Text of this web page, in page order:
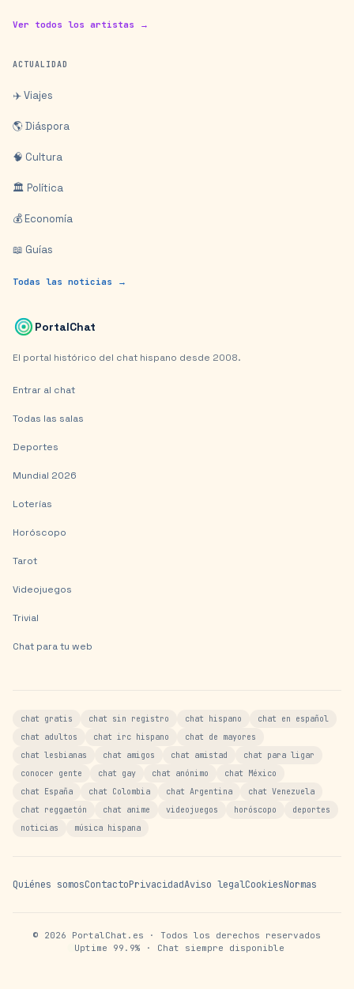
Ver todos los artistas →
ACTUALIDAD
✈️ Viajes
🌎 Diáspora
🧠 Cultura
🏛️ Política
💰 Economía
📖 Guías
Todas las noticias →
PortalChat
El portal histórico del chat hispano desde 2008.
Entrar al chat
Todas las salas
Deportes
Mundial 2026
Loterías
Horóscopo
Tarot
Videojuegos
Trivial
Chat para tu web
chat gratis chat sin registro chat hispano
chat en español
chat adultos
chat irc hispano
chat de mayores
chat lesbianas
chat amigos chat amistad
chat para ligar
conocer gente
chat gay chat anónimo
chat México
chat España
chat Colombia chat Argentina
chat Venezuela
chat reggaetón
chat anime videojuegos horóscopo
deportes
noticias
música hispana
Quiénes somosContactoPrivacidadAviso legalCookiesNormas
© 2026 PortalChat.es · Todos los derechos reservados
Uptime 99.9% · Chat siempre disponible